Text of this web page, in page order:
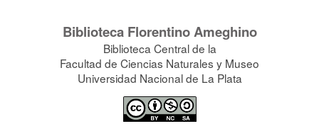
Biblioteca Florentino Ameghino
Biblioteca Central de la
Facultad de Ciencias Naturales y Museo
Universidad Nacional de La Plata